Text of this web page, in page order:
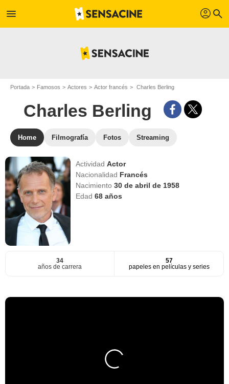
menu profil search
Portada Famosos Actores Actor francés Charles Berling
Charles Berling
Home Filmografía Fotos Streaming
ActividadActor
Nacionalidad Francés
Nacimiento30 de abril de 1958
Edad68 años
34
años de carrera
57
papeles en películas y series